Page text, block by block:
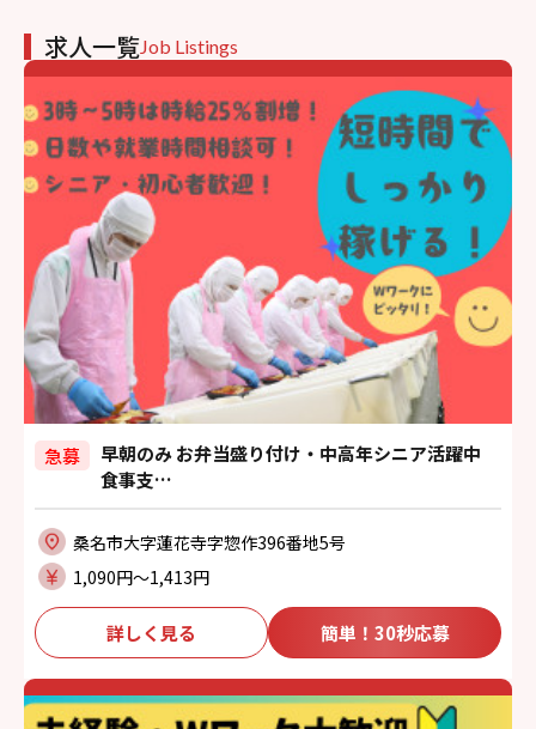
求人一覧Job Listings
急募
早朝のみ お弁当盛り付け・中高年シニア活躍中
食事支…
桑名市大字蓮花寺字惣作396番地5号
1,090円〜1,413円
詳しく見る 簡単！30秒応募